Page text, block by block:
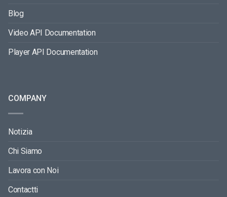
Blog
Video API Documentation
Player API Documentation
COMPANY
Notizia
Chi Siamo
Lavora con Noi
Contactti